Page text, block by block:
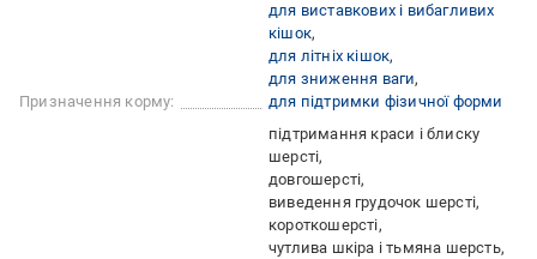
Призначення корму:
для виставкових і вибагливих
кішок
для літніх кішок
для зниження ваги
для підтримки фізичної форми
підтримання краси і блиску
шерсті
довгошерсті
виведення грудочок шерсті
короткошерсті
чутлива шкіра і тьмяна шерсть